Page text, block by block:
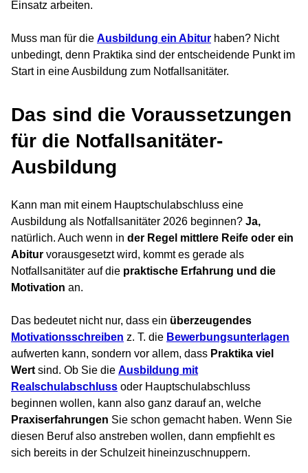
Einsatz arbeiten.
Muss man für die Ausbildung ein Abitur haben? Nicht
unbedingt, denn Praktika sind der entscheidende Punkt im
Start in eine Ausbildung zum Notfallsanitäter.
Das sind die Voraussetzungen
für die Notfallsanitäter-
Ausbildung
Kann man mit einem Hauptschulabschluss eine
Ausbildung als Notfallsanitäter 2026 beginnen? Ja,
natürlich. Auch wenn in der Regel mittlere Reife oder ein
Abitur vorausgesetzt wird, kommt es gerade als
Notfallsanitäter auf die praktische Erfahrung und die
Motivation an.
Das bedeutet nicht nur, dass ein überzeugendes
Motivationsschreiben z. T. die Bewerbungsunterlagen
aufwerten kann, sondern vor allem, dass Praktika viel
Wert sind. Ob Sie die Ausbildung mit
Realschulabschluss oder Hauptschulabschluss
beginnen wollen, kann also ganz darauf an, welche
Praxiserfahrungen Sie schon gemacht haben. Wenn Sie
diesen Beruf also anstreben wollen, dann empfiehlt es
sich bereits in der Schulzeit hineinzuschnuppern.